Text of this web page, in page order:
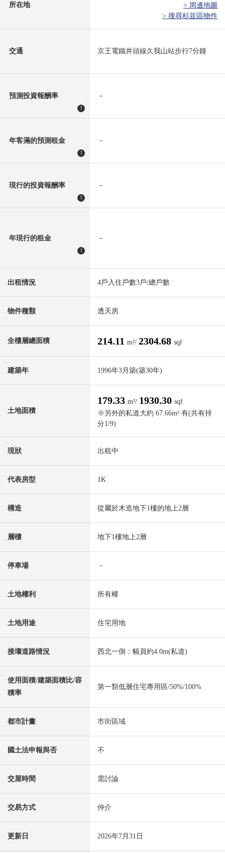
所在地
> 周邊地圖
> 搜尋杉並區物件
交通 京王電鐵井頭線久我山站步行7分鐘
預測投資報酬率
!
－
年客滿的預測租金
!
－
現行的投資報酬率
!
－
年現行的租金
!
－
出租情況 4戶入住戶數3戶/總戶數
物件種類 透天房
全樓層總面積 214.11 m²/ 2304.68 sqf
建築年 1996年3月築(築30年)
土地面積
179.33 m²/ 1930.30 sqf
※另外的私道大約 67.66m² 有(共有持
分1/9)
現狀 出租中
代表房型 1K
構造 從屬於木造地下1樓的地上2層
層樓 地下1樓地上2層
停車場 －
土地權利 所有權
土地用途 住宅用地
接壤道路情況 西北一側：幅員約4.0m(私道)
使用面積/建築面積比/容
積率
第一類低層住宅專用區/50%/100%
都市計畫 市街區域
國土法申報與否 不
交屋時間 需討論
交易方式 仲介
更新日 2026年7月31日